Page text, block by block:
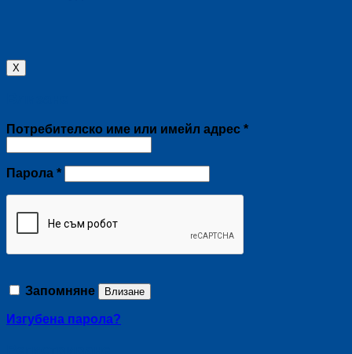
X
Потребителско име или имейл адрес *Задължително
Парола *Задължително
Запомняне Влизане
Изгубена парола?